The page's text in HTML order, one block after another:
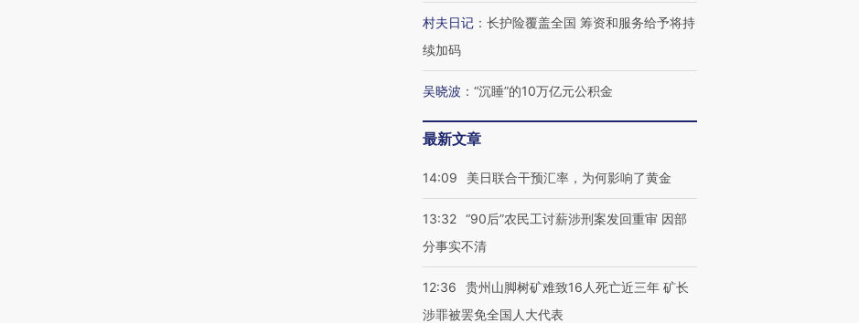
村夫日记 ： 长护险覆盖全国 筹资和服务给予将持
续加码
吴晓波 ： “沉睡”的10万亿元公积金
最新文章
14:09 美日联合干预汇率，为何影响了黄金
13:32 “90后”农民工讨薪涉刑案发回重审 因部
分事实不清
12:36
贵州山脚树矿难致16人死亡近三年 矿长
涉罪被罢免全国人大代表